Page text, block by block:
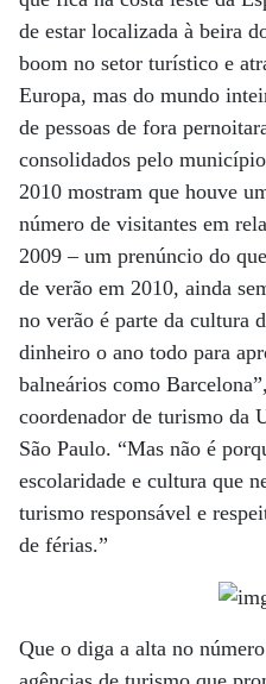
de estar localizada à beira
boom no setor turístico e
Europa, mas do mundo
de pessoas de fora
consolidados pelo
2010 mostram que houve
número de visitantes em
2009 – um prenúncio do
de verão em 2010, ainda
no verão é parte da cultura
dinheiro o ano todo para
balneários como
coordenador de turismo da
São Paulo. “Mas não é
escolaridade e cultura que
turismo responsável e
de férias.”
Que o diga a alta no